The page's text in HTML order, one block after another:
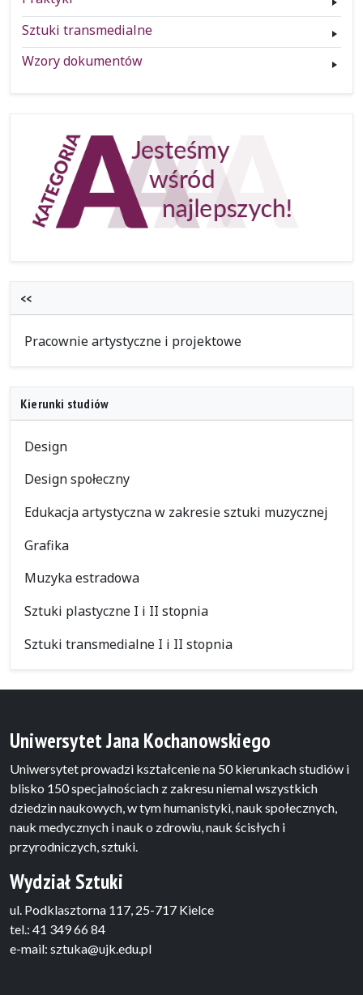
Sztuki transmedialne
Wzory dokumentów
<<
Pracownie artystyczne i projektowe
Kierunki studiów
Design
Design społeczny
Edukacja artystyczna w zakresie sztuki muzycznej
Grafika
Muzyka estradowa
Sztuki plastyczne I i II stopnia
Sztuki transmedialne I i II stopnia
Uniwersytet Jana Kochanowskiego
Uniwersytet prowadzi kształcenie na 50 kierunkach studiów i
blisko 150 specjalnościach z zakresu niemal wszystkich
dziedzin naukowych, w tym humanistyki, nauk społecznych,
nauk medycznych i nauk o zdrowiu, nauk ścisłych i
przyrodniczych, sztuki.
Wydział Sztuki
ul. Podklasztorna 117, 25-717 Kielce
tel.: 41 349 66 84
e-mail: sztuka@ujk.edu.pl